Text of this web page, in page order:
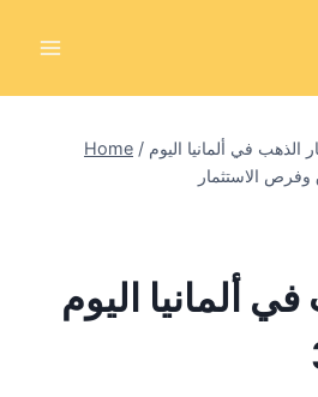
Home / الذهب في ألمانيا اليوم
ألمانيا اليوم